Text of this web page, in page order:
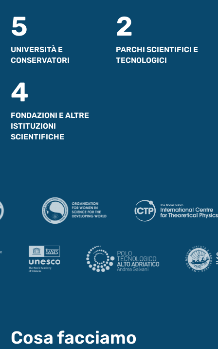
5
UNIVERSITÀ E
CONSERVATORI
2
PARCHI SCIENTIFICI E
TECNOLOGICI
4
FONDAZIONI E ALTRE
ISTITUZIONI
SCIENTIFICHE
Cosa facciamo